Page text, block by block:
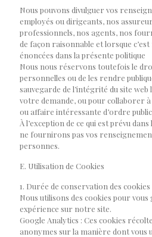
Nous pouvons divulguer vos
employés ou dirigeants, nos
professionnels, nos agents, nos
de façon raisonnable et lorsque
énoncées dans la présente politique
Nous nous réservons toutefois le
personnelles ou de les rendre
sauvegarde de l’intégrité du site web
votre demande, ou pour collaborer
ou affaire intéressante d’ordre public
À l’exception de ce qui est prévu
ne fournirons pas vos
personnes.
E. Utilisation de Cookies
1. Durée de conservation des cookies
Nous utilisons des cookies pour
expérience sur notre site.
Google Analytics : Ces cookies
anonymes sur la manière dont